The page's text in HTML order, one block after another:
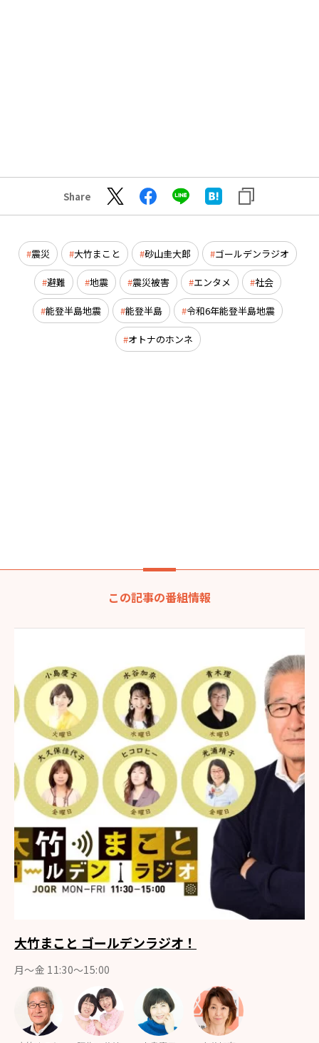
Share
震災 大竹まこと 砂山圭大郎 ゴールデンラジオ
避難 地震 震災被害 エンタメ 社会
能登半島地震 能登半島 令和6年能登半島地震
オトナのホンネ
この記事の番組情報
大竹まこと ゴールデンラジオ！
月〜金 11:30～15:00